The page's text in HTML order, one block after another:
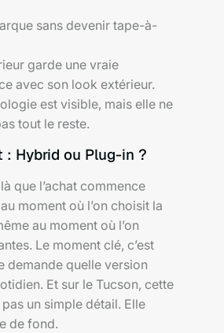
sans devenir tape-à-
garde une vraie
avec son look extérieur.
est visible, mais elle ne
tout le reste.
: Hybrid ou Plug-in ?
que l’achat commence
moment où l’on choisit la
au moment où l’on
Le moment clé, c’est
demande quelle version
Et sur le Tucson, cette
pas un simple détail. Elle
de fond.